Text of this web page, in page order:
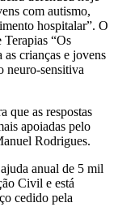
com autismo,
hospitalar”. O
“Os
as crianças e jovens
neuro-sensitiva
que as respostas
apoiadas pelo
Rodrigues.
anual de 5 mil
Civil e está
cedido pela